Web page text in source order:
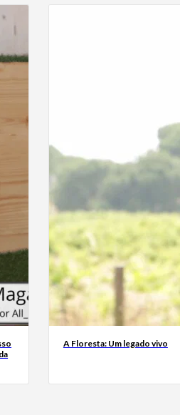
A Floresta: Um legado vivo